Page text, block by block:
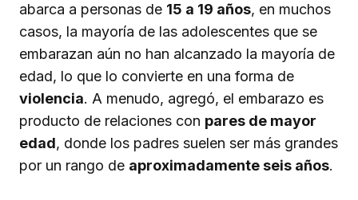
abarca a personas de 15 a 19 años, en muchos
casos, la mayoría de las adolescentes que se
embarazan aún no han alcanzado la mayoría de
edad, lo que lo convierte en una forma de
violencia. A menudo, agregó, el embarazo es
producto de relaciones con pares de mayor
edad, donde los padres suelen ser más grandes
por un rango de aproximadamente seis años.